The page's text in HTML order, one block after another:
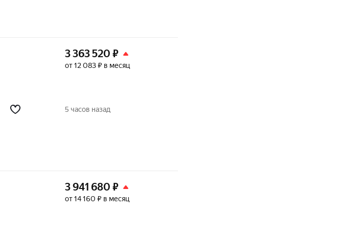
3 363 520 ₽
от 12 083 ₽ в месяц
5 часов назад
3 941 680 ₽
от 14 160 ₽ в месяц